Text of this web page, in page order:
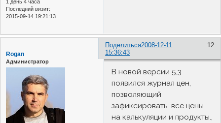
1 день 4 часа
Последний визит:
2015-09-14 19:21:13
Поделиться 12
2008-12-11
15:36:43
Rogan
Администратор
В новой версии 5,3
появился журнал цен,
позволяющий
зафиксировать все цены
на калькуляции и продукты.,